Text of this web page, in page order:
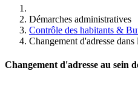
Démarches administratives
Contrôle des habitants &
Changement d'adresse
Changement d'adresse au sein